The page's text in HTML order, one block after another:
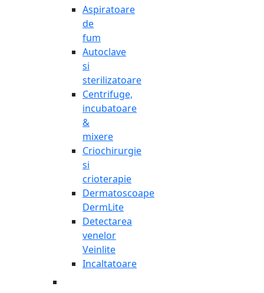
Aspiratoare
de
fum
Autoclave
si
sterilizatoare
Centrifuge,
incubatoare
&
mixere
Criochirurgie
si
crioterapie
Dermatoscoape
DermLite
Detectarea
venelor
Veinlite
Incaltatoare